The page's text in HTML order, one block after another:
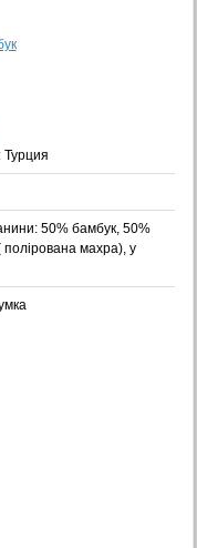
Турция
50% бамбук, 50%
махра), у